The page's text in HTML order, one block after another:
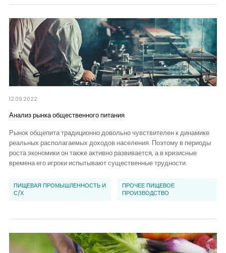
12.09.2022
Анализ рынка общественного питания
Рынок общепита традиционно довольно чувствителен к динамике
реальных располагаемых доходов населения. Поэтому в периоды
роста экономики он также активно развивается, а в кризисные
времена его игроки испытывают существенные трудности.
ПИЩЕВАЯ ПРОМЫШЛЕННОСТЬ И
С/Х
ПРОЧЕЕ ПИЩЕВОЕ
ПРОИЗВОДСТВО